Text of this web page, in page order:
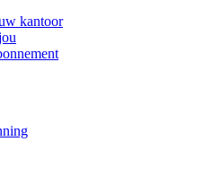
kantoor